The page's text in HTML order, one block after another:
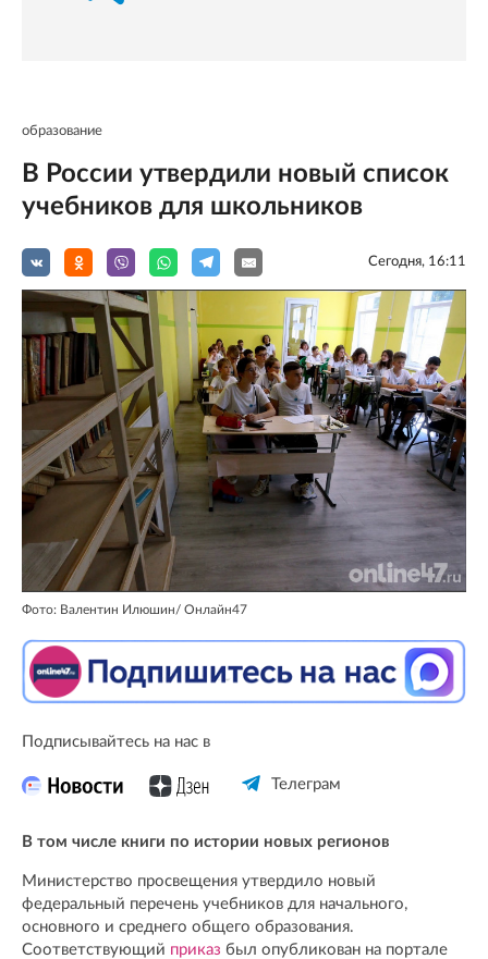
образование
В России утвердили новый список
учебников для школьников
Сегодня, 16:11
Фото: Валентин Илюшин/ Oнлайн47
Подписывайтесь на нас в
Телеграм
В том числе книги по истории новых регионов
Министерство просвещения утвердило новый
федеральный перечень учебников для начального,
основного и среднего общего образования.
Соответствующий приказ был опубликован на портале